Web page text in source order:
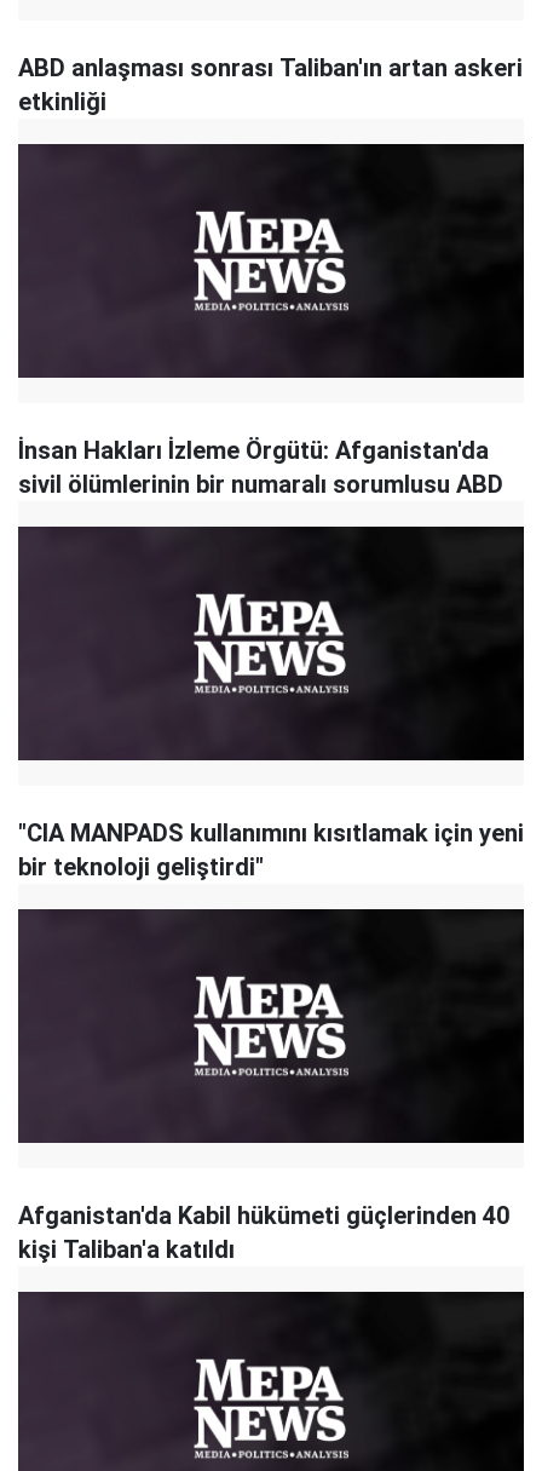
ABD anlaşması sonrası Taliban'ın artan askeri
etkinliği
İnsan Hakları İzleme Örgütü: Afganistan'da
sivil ölümlerinin bir numaralı sorumlusu ABD
"CIA MANPADS kullanımını kısıtlamak için yeni
bir teknoloji geliştirdi"
Afganistan'da Kabil hükümeti güçlerinden 40
kişi Taliban'a katıldı